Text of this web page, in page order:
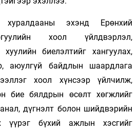
эхэнд Ерөнхий
хоол үйлдвэрлэл,
биелэлтийг хангуулах,
аюулгүй байдлын шаардлага
хоол хүнсээр үйлчилж,
бие бялдрын өсөлт хөгжлийг
дүгнэлт болон шийдвэрийн
үүрэг бүхий ажлын хэсгийг